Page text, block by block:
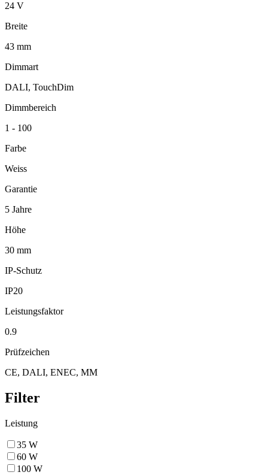
24 V
Breite
43 mm
Dimmart
DALI, TouchDim
Dimmbereich
1 - 100
Farbe
Weiss
Garantie
5 Jahre
Höhe
30 mm
IP-Schutz
IP20
Leistungsfaktor
0.9
Prüfzeichen
CE, DALI, ENEC, MM
Filter
Leistung
35 W
60 W
100 W